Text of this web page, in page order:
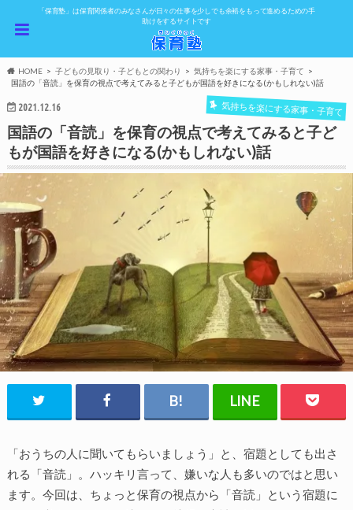
「保育塾」は保育関係者のみなさんが日々の仕事を少しでも余裕をもって進めるための手
助けをするサイトです
HOME 子どもの見取り・子どもとの関わり
気持ちを楽にする家事・子育て
国語の「音読」を保育の視点で考えてみると子どもが国語を好きになる(かもしれない)話
2021.12.16 気持ちを楽にする家事・子育て
国語の「音読」を保育の視点で考えてみると子ど
もが国語を好きになる(かもしれない)話
「おうちの人に聞いてもらいましょう」と、宿題としても出さ
れる「音読」。ハッキリ言って、嫌いな人も多いのではと思い
ます。今回は、ちょっと保育の視点から「音読」という宿題に